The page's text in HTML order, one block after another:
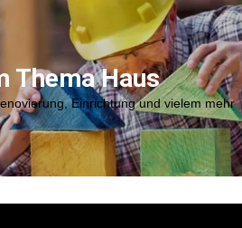
Thema Haus
Einrichtung und vielem mehr